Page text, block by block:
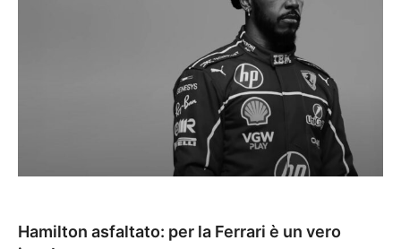
Hamilton asfaltato: per la Ferrari è un vero